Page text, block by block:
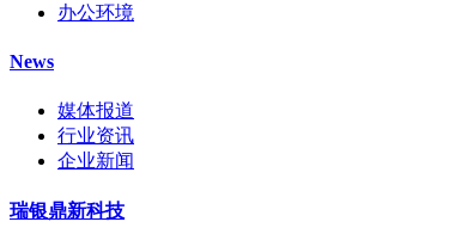
办公环境
News
媒体报道
行业资讯
企业新闻
瑞银鼎新科技